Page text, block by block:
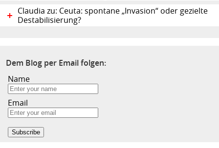
Claudia zu: Ceuta: spontane „Invasion“ oder gezielte
Destabilisierung?
Dem Blog per Email folgen:
Name
Email